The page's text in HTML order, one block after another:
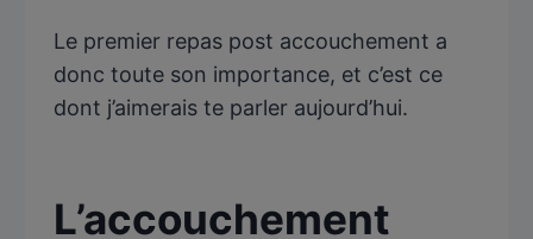
Le premier repas post accouchement a
donc toute son importance, et c’est ce
dont j’aimerais te parler aujourd’hui.
L’accouchement